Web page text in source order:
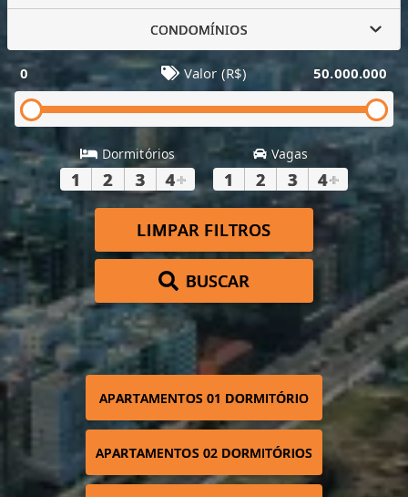
CONDOMÍNIOS
0 Valor (R$) 50.000.000
Dormitórios
1 2 3 4+
Vagas
1 2 3 4+
LIMPAR FILTROS
BUSCAR
APARTAMENTOS 01 DORMITÓRIO
APARTAMENTOS 02 DORMITÓRIOS